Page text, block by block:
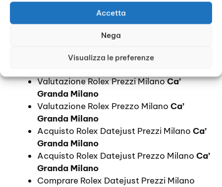
Accetta
Nega
Visualizza le preferenze
Granda Milano
Quotazione Orologi Rolex Prezzi Milano
Quotazione Orologi Rolex Prezzo Milano
Valutazione Rolex Prezzi MilanoCa’
Granda Milano
Valutazione Rolex Prezzo Milano Ca’
Granda Milano
Acquisto Rolex Datejust Prezzi Milano Ca’
Granda Milano
Acquisto Rolex Datejust Prezzo Milano Ca’
Granda Milano
Comprare Rolex Datejust Prezzi Milano